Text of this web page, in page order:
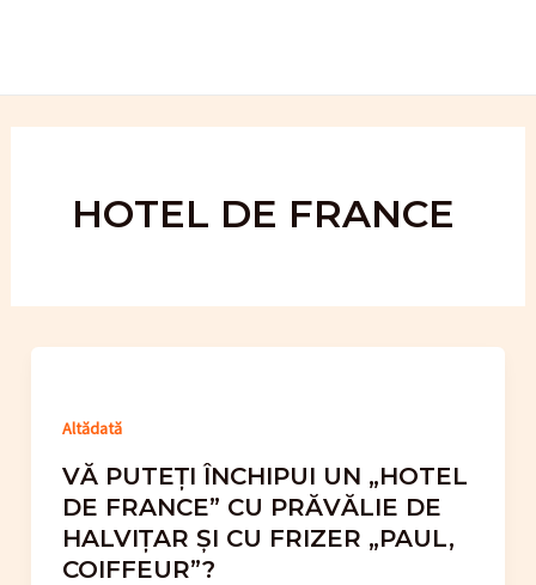
HOTEL DE FRANCE
Altădată
VĂ PUTEȚI ÎNCHIPUI UN „HOTEL
DE FRANCE” CU PRĂVĂLIE DE
HALVIȚAR ȘI CU FRIZER „PAUL,
COIFFEUR”?